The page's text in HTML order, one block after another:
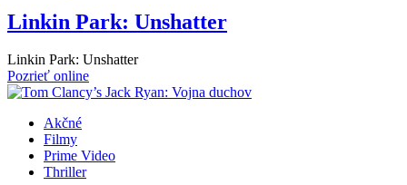
Linkin Park: Unshatter
Linkin Park: Unshatter
Pozrieť online
Akčné
Filmy
Prime Video
Thriller